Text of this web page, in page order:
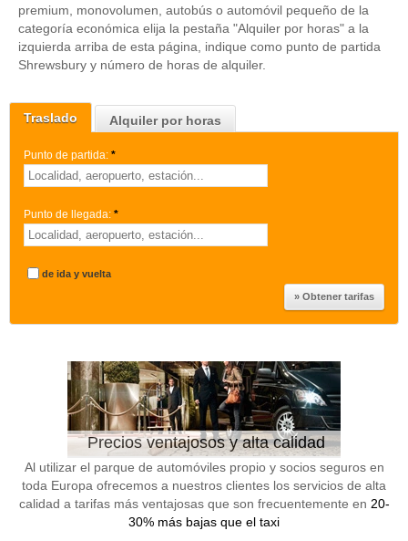
Traslado Alquiler por horas
Punto de partida: *
Punto de llegada: *
de ida y vuelta
Precios ventajosos y alta calidad
Al utilizar el parque de automóviles propio y socios seguros en
toda Europa ofrecemos a nuestros clientes los servicios de alta
calidad a tarifas más ventajosas que son frecuentemente en 20-
30% más bajas que el taxi
premium, monovolumen, autobús o automóvil pequeño de la
categoría económica elija la pestaña "Alquiler por horas" a la
izquierda arriba de esta página, indique como punto de partida
Shrewsbury y número de horas de alquiler.